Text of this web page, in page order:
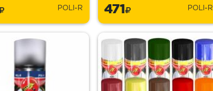
POLI-R 471 POLI-R